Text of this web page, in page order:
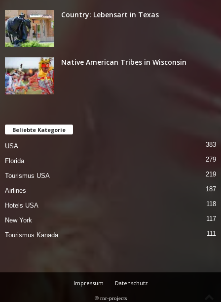
Country: Lebensart in Texas
Native American Tribes in Wisconsin
Beliebte Kategorie
USA 383
Florida 279
Tourismus USA 219
Airlines 187
Hotels USA 118
New York 117
Tourismus Kanada 111
Impressum Datenschutz
© rnr-projects